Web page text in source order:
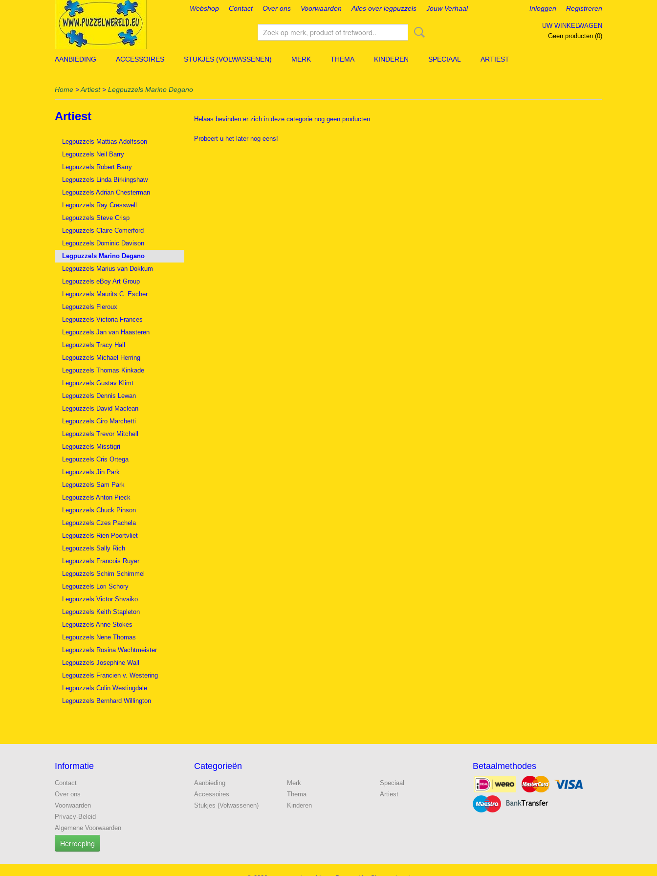
Webshop Contact Over ons Voorwaarden Alles over legpuzzels Jouw Verhaal Inloggen Registreren
UW WINKELWAGEN
Geen producten (0)
AANBIEDING ACCESSOIRES STUKJES (VOLWASSENEN) MERK THEMA KINDEREN SPECIAAL ARTIEST
Home >Artiest> Legpuzzels Marino Degano
Artiest
Legpuzzels Mattias Adolfsson
Legpuzzels Neil Barry
Legpuzzels Robert Barry
Legpuzzels Linda Birkingshaw
Legpuzzels Adrian Chesterman
Legpuzzels Ray Cresswell
Legpuzzels Steve Crisp
Legpuzzels Claire Comerford
Legpuzzels Dominic Davison
Legpuzzels Marino Degano
Legpuzzels Marius van Dokkum
Legpuzzels eBoy Art Group
Legpuzzels Maurits C. Escher
Legpuzzels Fleroux
Legpuzzels Victoria Frances
Legpuzzels Jan van Haasteren
Legpuzzels Tracy Hall
Legpuzzels Michael Herring
Legpuzzels Thomas Kinkade
Legpuzzels Gustav Klimt
Legpuzzels Dennis Lewan
Legpuzzels David Maclean
Legpuzzels Ciro Marchetti
Legpuzzels Trevor Mitchell
Legpuzzels Misstigri
Legpuzzels Cris Ortega
Legpuzzels Jin Park
Legpuzzels Sam Park
Legpuzzels Anton Pieck
Legpuzzels Chuck Pinson
Legpuzzels Czes Pachela
Legpuzzels Rien Poortvliet
Legpuzzels Sally Rich
Legpuzzels Francois Ruyer
Legpuzzels Schim Schimmel
Legpuzzels Lori Schory
Legpuzzels Victor Shvaiko
Legpuzzels Keith Stapleton
Legpuzzels Anne Stokes
Legpuzzels Nene Thomas
Legpuzzels Rosina Wachtmeister
Legpuzzels Josephine Wall
Legpuzzels Francien v. Westering
Legpuzzels Colin Westingdale
Legpuzzels Bernhard Willington
Helaas bevinden er zich in deze categorie nog geen producten.
Probeert u het later nog eens!
Informatie
Contact
Over ons
Voorwaarden
Privacy-Beleid
Algemene Voorwaarden
Herroeping
Categorieën
Aanbieding
Accessoires
Stukjes (Volwassenen)
Merk
Thema
Kinderen
Speciaal
Artiest
Betaalmethodes